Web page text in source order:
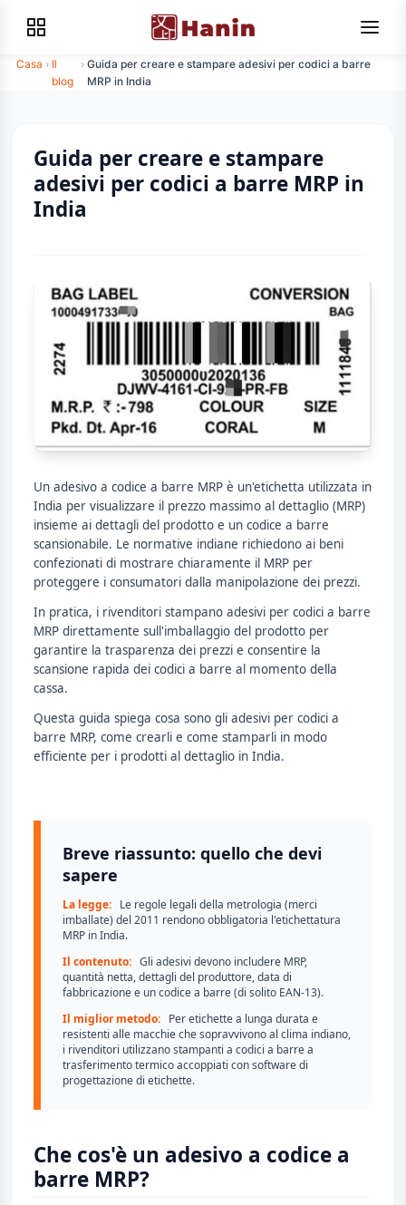
Casa › Il
blog
› Guida per creare e stampare adesivi per codici a barre
MRP in India
Guida per creare e stampare
adesivi per codici a barre MRP in
India
Un adesivo a codice a barre MRP è un'etichetta utilizzata in
India per visualizzare il prezzo massimo al dettaglio (MRP)
insieme ai dettagli del prodotto e un codice a barre
scansionabile. Le normative indiane richiedono ai beni
confezionati di mostrare chiaramente il MRP per
proteggere i consumatori dalla manipolazione dei prezzi.
In pratica, i rivenditori stampano adesivi per codici a barre
MRP direttamente sull'imballaggio del prodotto per
garantire la trasparenza dei prezzi e consentire la
scansione rapida dei codici a barre al momento della
cassa.
Questa guida spiega cosa sono gli adesivi per codici a
barre MRP, come crearli e come stamparli in modo
efficiente per i prodotti al dettaglio in India.
Breve riassunto: quello che devi
sapere
La legge: Le regole legali della metrologia (merci
imballate) del 2011 rendono obbligatoria l'etichettatura
MRP in India.
Il contenuto: Gli adesivi devono includere MRP,
quantità netta, dettagli del produttore, data di
fabbricazione e un codice a barre (di solito EAN-13).
Il miglior metodo: Per etichette a lunga durata e
resistenti alle macchie che sopravvivono al clima indiano,
i rivenditori utilizzano stampanti a codici a barre a
trasferimento termico accoppiati con software di
progettazione di etichette.
Che cos'è un adesivo a codice a
barre MRP?